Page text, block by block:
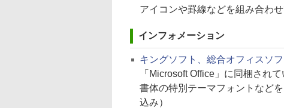
アイコンや罫線などを組み合わ
インフォメーション
キングソフト、総合オフィスソ
「Microsoft Office」に同梱され
書体の特別テーマフォントなど
込み）